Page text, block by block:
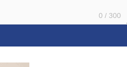
0 / 300